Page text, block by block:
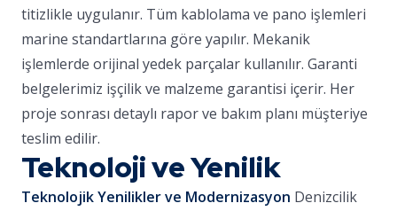
titizlikle uygulanır. Tüm kablolama ve pano işlemleri
marine standartlarına göre yapılır. Mekanik
işlemlerde orijinal yedek parçalar kullanılır. Garanti
belgelerimiz işçilik ve malzeme garantisi içerir. Her
proje sonrası detaylı rapor ve bakım planı müşteriye
teslim edilir.
Teknoloji ve Yenilik
Teknolojik Yenilikler ve Modernizasyon Denizcilik